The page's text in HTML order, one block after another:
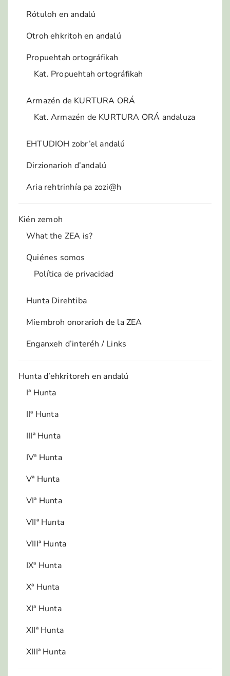
Rótuloh en andalú
Otroh ehkritoh en andalú
Propuehtah ortográfikah
Kat. Propuehtah ortográfikah
Armazén de KURTURA ORÁ
Kat. Armazén de KURTURA ORÁ andaluza
EHTUDIOH zobr’el andalú
Dirzionarioh d’andalú
Aria rehtrinhía pa zozi@h
Kién zemoh
What the ZEA is?
Quiénes somos
Política de privacidad
Hunta Direhtiba
Miembroh onorarioh de la ZEA
Enganxeh d’interéh / Links
Hunta d’ehkritoreh en andalú
Iª Hunta
IIª Hunta
IIIª Hunta
IVª Hunta
Vª Hunta
VIª Hunta
VIIª Hunta
VIIIª Hunta
IXª Hunta
Xª Hunta
XIª Hunta
XIIª Hunta
XIIIª Hunta